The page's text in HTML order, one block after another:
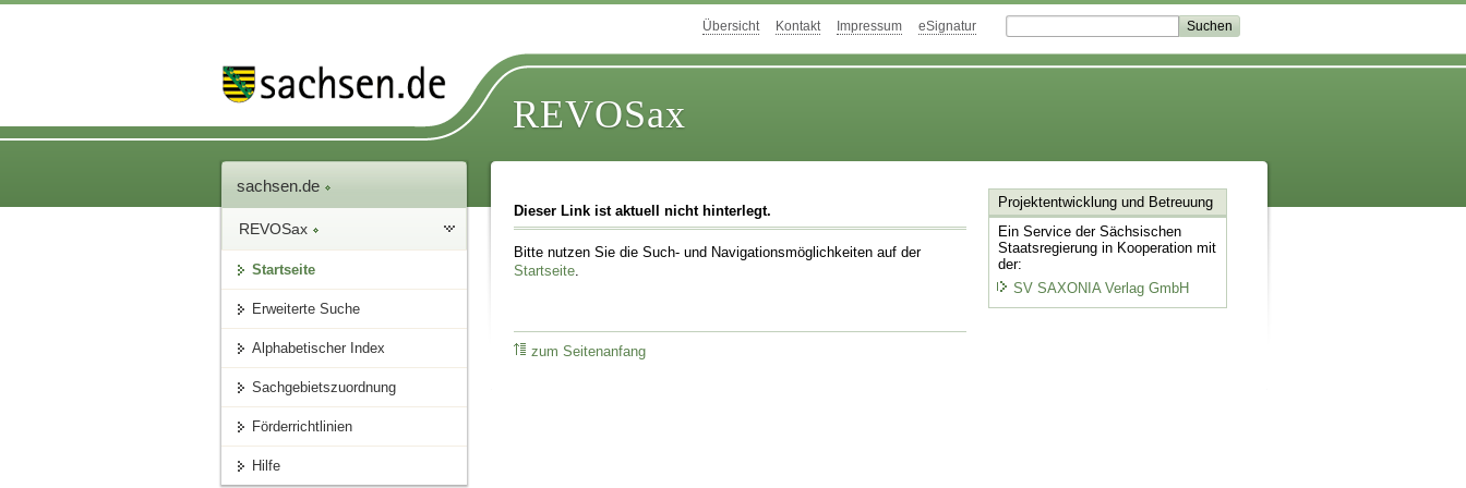
Übersicht Kontakt Impressum eSignatur
REVOSax
sachsen.de
REVOSax
Startseite
Erweiterte Suche
Alphabetischer Index
Sachgebietszuordnung
Förderrichtlinien
Hilfe
Dieser Link ist aktuell nicht hinterlegt.
Bitte nutzen Sie die Such- und Navigationsmöglichkeiten auf der
Startseite
zum Seitenanfang
Projektentwicklungund Betreuung
Ein Service der Sächsischen
Staatsregierung in Kooperation mit
der:
SV SAXONIA Verlag GmbH